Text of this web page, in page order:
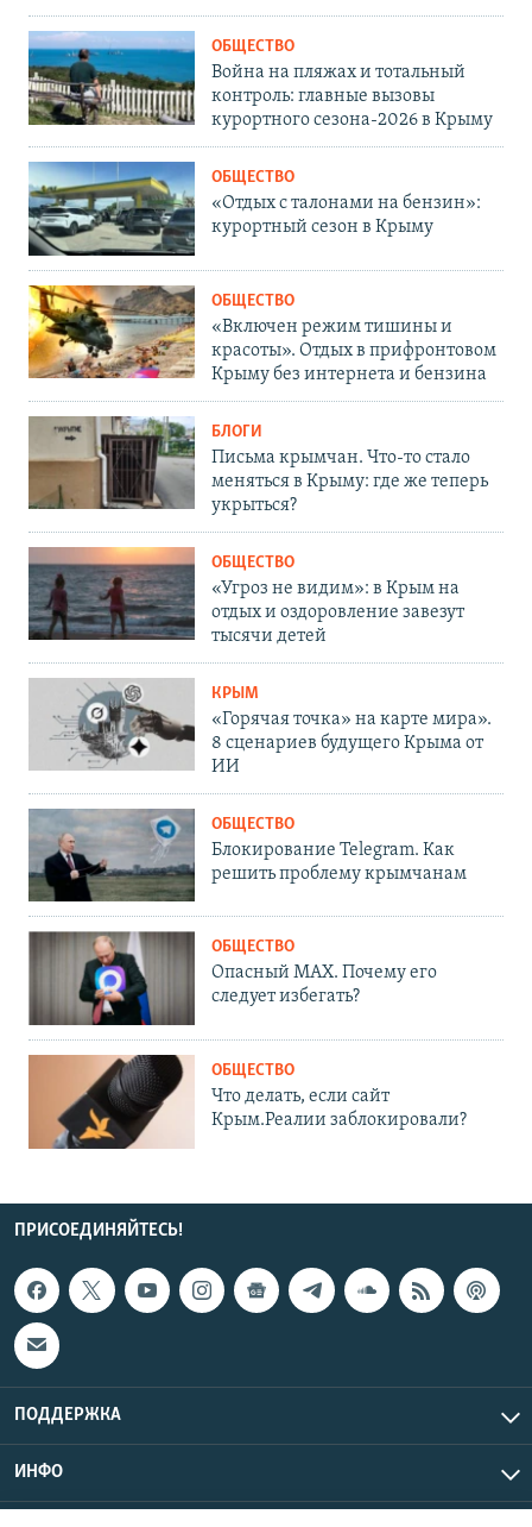
ОБЩЕСТВО
Война на пляжах и тотальный
контроль: главные вызовы
курортного сезона-2026 в Крыму
ОБЩЕСТВО
«Отдых с талонами на бензин»:
курортный сезон в Крыму
ОБЩЕСТВО
«Включен режим тишины и
красоты». Отдых в прифронтовом
Крыму без интернета и бензина
БЛОГИ
Письма крымчан. Что-то стало
меняться в Крыму: где же теперь
укрыться?
ОБЩЕСТВО
«Угроз не видим»: в Крым на
отдых и оздоровление завезут
тысячи детей
КРЫМ
«Горячая точка» на карте мира».
8 сценариев будущего Крыма от
ИИ
ОБЩЕСТВО
Блокирование Telegram. Как
решить проблему крымчанам
ОБЩЕСТВО
Опасный MAX. Почему его
следует избегать?
ОБЩЕСТВО
Что делать, если сайт
Крым.Реалии заблокировали?
ПРИСОЕДИНЯЙТЕСЬ!
ПОДДЕРЖКА
ИНФО